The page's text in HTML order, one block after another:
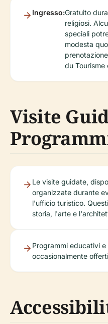
Ingresso:Gratuito
religiosi.
speciali
modesta
du Tourisme
Visite
Le visite guidate,
organizzate durante
l'ufficio turistico.
storia, l'arte e
Programmi educativi
occasionalmente